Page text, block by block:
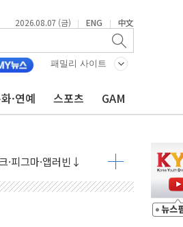
2026.08.07 (금) | ENG | 中文
패밀리 사이트
·연예 스포츠 GAM
깃발 작전"
·피그마·앱러빈↓
의"